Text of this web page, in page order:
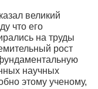
великий
что его
на труды
рост
научных
этому ученому,